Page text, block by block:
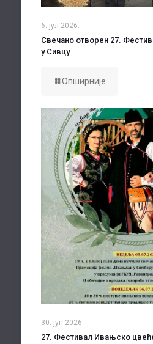
6. јул 2026.
Свечано отворен 27.
у Сивцу
Опширније
30. јун 2026.
27. Фестивал Ивањско